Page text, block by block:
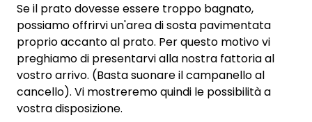
Se il prato dovesse essere troppo bagnato,
possiamo offrirvi un'area di sosta pavimentata
proprio accanto al prato. Per questo motivo vi
preghiamo di presentarvi alla nostra fattoria al
vostro arrivo. (Basta suonare il campanello al
cancello). Vi mostreremo quindi le possibilità a
vostra disposizione.